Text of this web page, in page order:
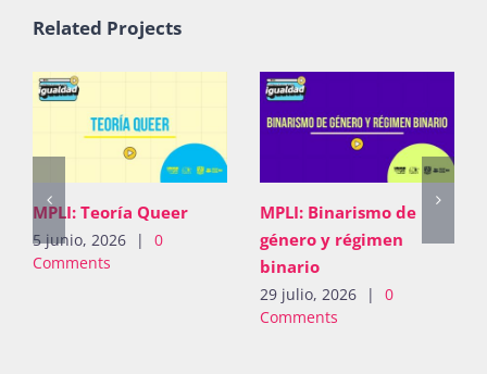
Bienvenida generación 2027-1
Related Projects
MPLI: Teoría Queer
5 junio, 2026 |
0
Comments
MPLI: Binarismo de
género y régimen
binario
29 julio, 2026 |
0
Comments